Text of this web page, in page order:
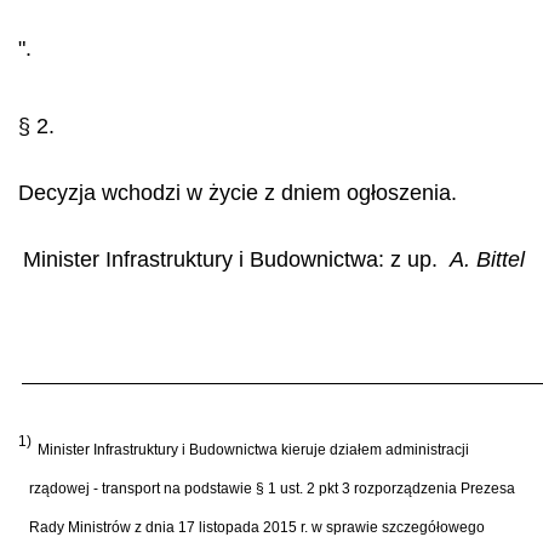
".
§ 2.
Decyzja wchodzi w życie z dniem ogłoszenia.
Minister Infrastruktury i Budownictwa: z up. A. Bittel
1) Minister Infrastruktury i Budownictwa kieruje działem administracji
rządowej - transport na podstawie § 1 ust. 2 pkt 3 rozporządzenia Prezesa
Rady Ministrów z dnia 17 listopada 2015 r. w sprawie szczegółowego